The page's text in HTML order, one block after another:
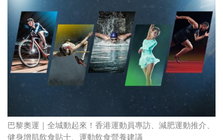
巴黎奧運｜全城動起來！香港運動員專訪、減肥運動推介、
健身增肌飲食貼士、運動飲食營養建議